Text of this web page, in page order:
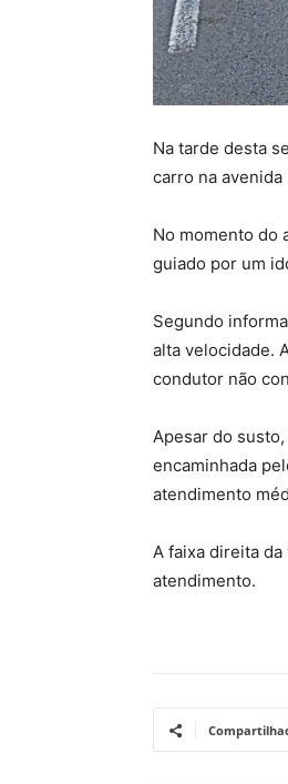
Na tarde desta
carro na avenida
No momento do
guiado por um
Segundo
alta velocidade.
condutor não
Apesar do
encaminhada
atendimento
A faixa direita
atendimento.